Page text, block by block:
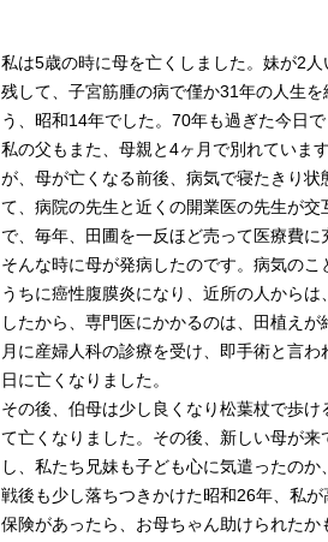
私は5歳の時に母を亡くしました。妹が2
残して、子宮筋腫の病で僅か31年の人生
う、昭和14年でした。70年も過ぎた今日
私の父もまた、母親と4ヶ月で別れていま
が、母が亡くなる前後、病気で寝たきり
て、病院の先生と近くの開業医の先生が
で、毎年、田圃を一反ほど売って医療費に
そんな時に母が発病したのです。病気の
うちに癌性腹膜炎になり、近所の人から
したから、専門医にかかるのは、田植え
月に産婦人科の診療を受け、即手術と言
日に亡くなりました。
その後、伯母は少し良くなり松葉杖で歩
て亡くなりました。その後、新しい母が
し、私たち兄妹も子ども心に気遣ったのか
戦後も少し落ちつきかけた昭和26年、私
保険があったら、お母ちゃん助けられた